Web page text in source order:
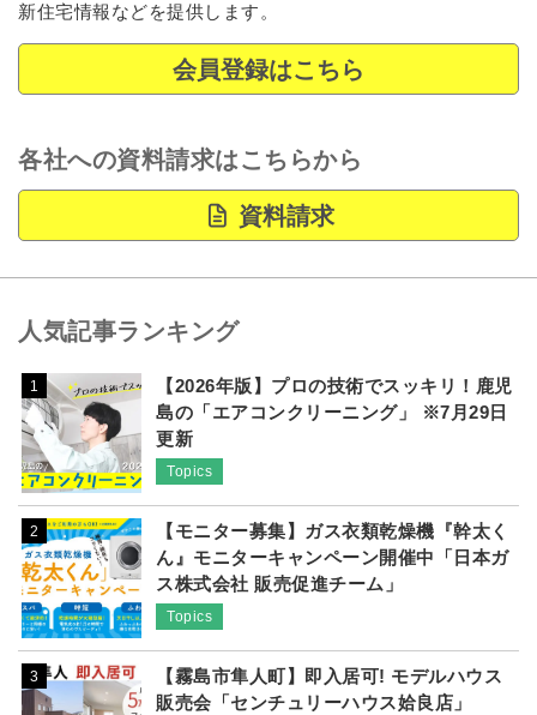
新住宅情報などを提供します。
会員登録はこちら
各社への資料請求はこちらから
資料請求
人気記事ランキング
1
【2026年版】プロの技術でスッキリ！鹿児
島の「エアコンクリーニング」 ※7月29日
更新
Topics
2
【モニター募集】ガス衣類乾燥機『幹太く
ん』モニターキャンペーン開催中「日本ガ
ス株式会社 販売促進チーム」
Topics
3
【霧島市隼人町】即入居可! モデルハウス
販売会「センチュリーハウス姶良店」